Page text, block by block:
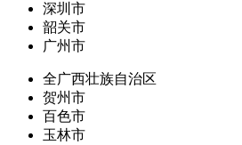
深圳市
韶关市
广州市
全广西壮族自治区
贺州市
百色市
玉林市